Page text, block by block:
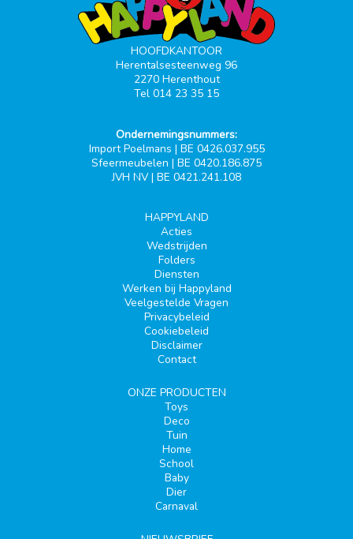
HOOFDKANTOOR
Herentalsesteenweg 96
2270 Herenthout
Tel 014 23 35 15
Ondernemingsnummers:
Import Poelmans | BE 0426.037.955
Sfeermeubelen | BE 0420.186.875
JVH NV | BE 0421.241.108
HAPPYLAND
Acties
Wedstrijden
Folders
Diensten
Werken bij Happyland
Veelgestelde Vragen
Privacybeleid
Cookiebeleid
Disclaimer
Contact
ONZE PRODUCTEN
Toys
Deco
Tuin
Home
School
Baby
Dier
Carnaval